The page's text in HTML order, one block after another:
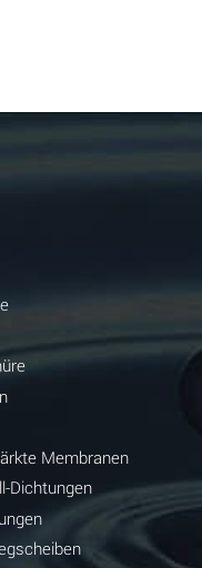
Membranen
Dichtungen